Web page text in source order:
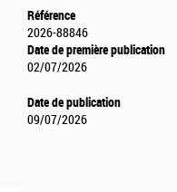
Référence
2026-88846
Date de première publication
02/07/2026
Date de publication
09/07/2026